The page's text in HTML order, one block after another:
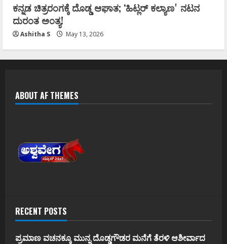
ಕನ್ನಡ ಚಿತ್ರರಂಗಕ್ಕೆ ದೊಡ್ಡ ಆಘಾತ; ʻಹಿಟ್ಲರ್ ಕಲ್ಯಾಣʼ ನಟನ
ದುರಂತ ಅಂತ್ಯ!
Ashitha S May 13, 2026
ABOUT AF THEMES
RECENT POSTS
ಪ್ರಮಾಣ ವಚನಕ್ಕೂ ಮುನ್ನ ದೊಡ್ಡಗೌಡರ ಮನೆಗೆ ತೆರಳಿ ಆಶೀರ್ವಾದ